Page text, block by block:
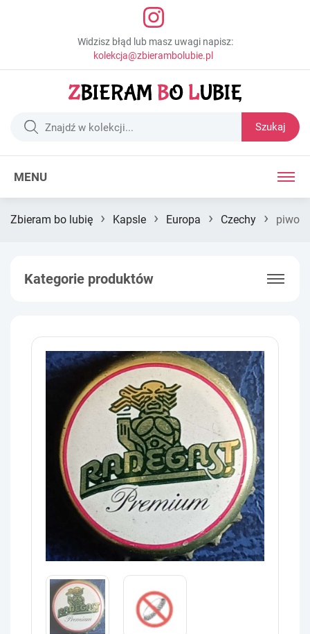
Widzisz błąd lub masz uwagi napisz:
kolekcja@zbierambolubie.pl
Szukaj
MENU
Zbieram bo lubię › Kapsle › Europa › Czechy › piwo
Kategorie produktów